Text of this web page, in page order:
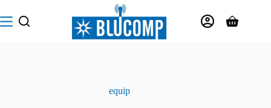
al
contenuto
Carrello
equip